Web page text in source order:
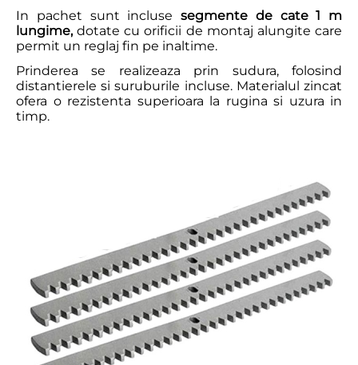
In pachet sunt incluse segmente de cate 1 m
lungime,dotate cu orificii de montaj alungite care
permit un reglaj fin pe inaltime.
Prinderea se realizeaza prin sudura, folosind
distantierele si suruburile incluse. Materialul zincat
ofera o rezistenta superioara la rugina si uzura in
timp.